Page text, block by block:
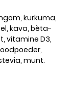
kurkuma,
kava, bèta-
vitamine D3,
munt.